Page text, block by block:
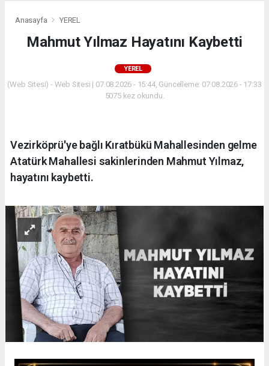
Anasayfa YEREL
Mahmut Yılmaz Hayatını Kaybetti
YEREL
(Web Sitesi) - Web Sitesi | 07.08.2026 - 15:44, Güncelleme: 07.08.2026 - 17:33
5075 kez okundu.
Vezirköprü'ye bağlı Kıratbükü Mahallesinden gelme
Atatürk Mahallesi sakinlerinden Mahmut Yılmaz,
hayatını kaybetti.